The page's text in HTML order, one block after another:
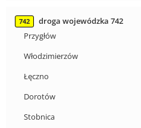
742
droga wojewódzka 742
Przygłów
Włodzimierzów
Łęczno
Dorotów
Stobnica